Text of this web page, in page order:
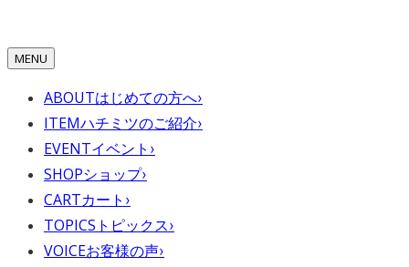
MENU
ABOUTはじめての方へ›
ITEMハチミツのご紹介›
EVENTイベント ›
SHOPショップ›
CARTカート ›
TOPICS トピックス›
VOICEお客様の声›